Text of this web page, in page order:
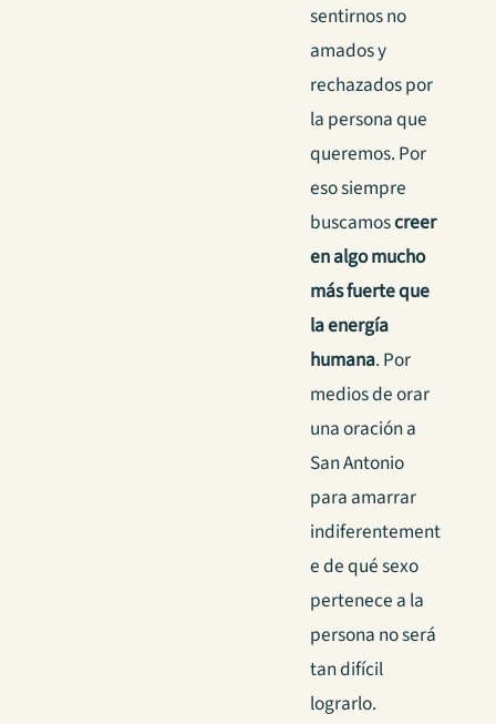
sentirnos no
amados y
rechazados por
la persona que
queremos. Por
eso siempre
buscamoscreer
en algo mucho
más fuerte que
la energía
humana. Por
medios de orar
una oración a
San Antonio
para amarrar
indiferentement
e de qué sexo
pertenece a la
persona no será
tan difícil
lograrlo.